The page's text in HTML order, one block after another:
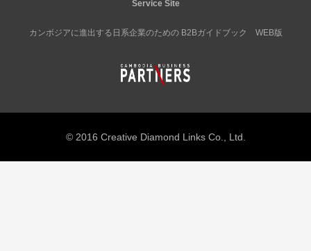
Service Site
カンボジアに進出する日系企業のための B2Bガイドブック WEB版
© 2016 Creative Diamond Links Co., Ltd.